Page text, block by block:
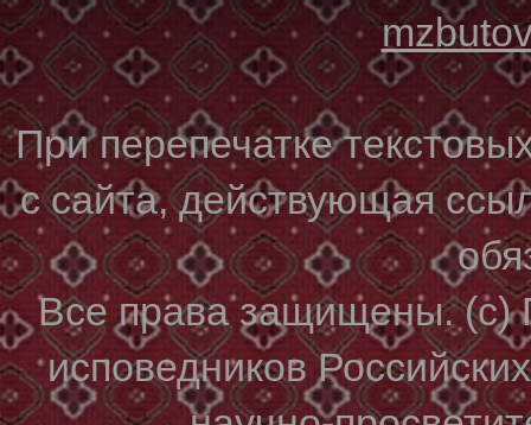
При перепечатке
с сайта, действующая
Все права защищены. (с)
исповедников